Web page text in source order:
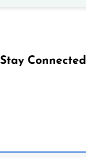
Stay Connected